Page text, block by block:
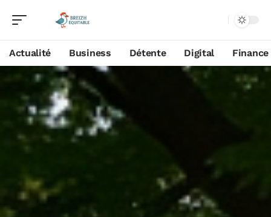
Actualité Business Détente Digital Finance